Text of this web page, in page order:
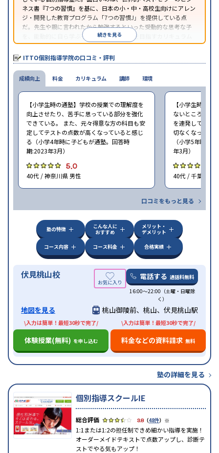
ネス書『7つの習慣』を基に、日本の小・中・高校生向けにアレン
ジ・開発した教育プログラム「7つの習慣J」を提供している点
だ。先生や親に言われたから勉強するといった受動的な思考な子
を、能動的に自ら学ぶ子に育てていくことを目指すカリキュラム
である。個別指導の授業とは別に、集団授業形式の特別講座とし
て別料金で提供されるので、単なる成績アップ以上の、子どもの
心の成長を求める家庭にオススメだ。
続きを見る
ITTO個別指導学院の口コミ・評判
成績向上
【小学生時の通塾】学校の授業での理解度を
向上させたり、苦手に思っている部分を強化
できている。 また、元々得意な方の科目も安
定してテストの点数が高くなっていると感じ
る（小学4年時に子どもが通塾。回答時
期:2023年3月）
5.0
40代 / 神奈川県 男性
【小学生時の通
ないところがあ
を連発していた
切なくなった。
（小学5年時に
年3月）
40代 / 千葉県 女
口コミをもっと見る
料金 カリキュラム 講師 環境
塾の特徴
こんな人に
おすすめ
メリット・
デメリット
コース内容
コース料金 合格実績
伏見桃山校 電話する 通話料無料
16:00〜22:00（土曜・日曜除
く）
地図を見る 桃山御陵前、桃山、伏見桃山駅
\入力は簡単！最短30秒で完了/
体験授業(無料) を申し込む
\入力は簡単！最短30秒で完了/
料金などの資料請求 無料
塾の詳細を見る
個別指導スクールIE
3.8（48件） ※
1:1または1:2の担任制できめ細かい指導を実施！
オーダーメイドテキストで点数アップし、診断テ
ストでやる気もアップ！